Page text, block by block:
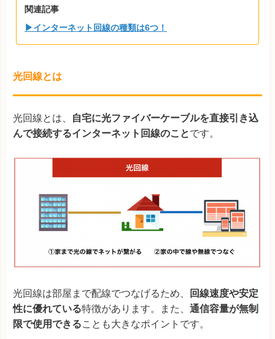
関連記事
▶インターネット回線の種類は6つ！
光回線とは
光回線とは、
自宅に光ファイバーケーブルを直接引き込
んで接続するインターネット回線のことです。
光回線は部屋まで配線でつなげるため、
回線速度や安定
性に優れている特徴があります。また、 通信容量が無制
限で使用できることも大きなポイントです。